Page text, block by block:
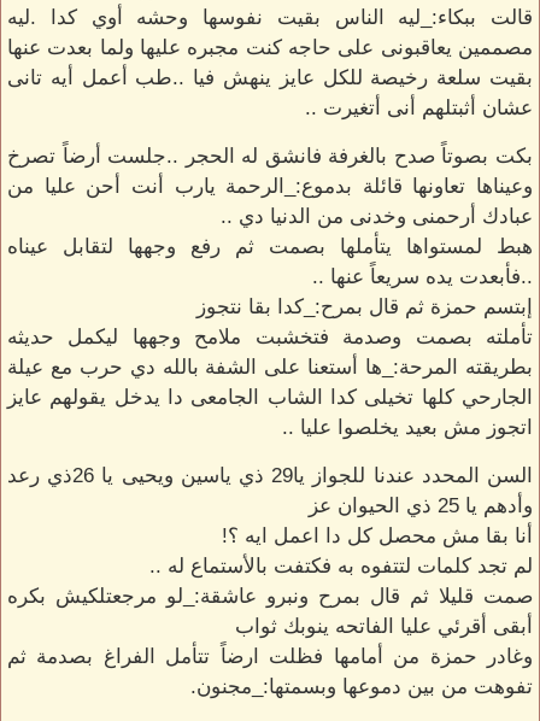
قالت ببكاء:_ليه الناس بقيت نفوسها وحشه أوي كدا .ليه
مصممين يعاقبونى على حاجه كنت مجبره عليها ولما بعدت عنها
بقيت سلعة رخيصة للكل عايز ينهش فيا ..طب أعمل أيه تانى
عشان أثبتلهم أنى أتغيرت ..
بكت بصوتاً صدح بالغرفة فانشق له الحجر ..جلست أرضاً تصرخ
وعيناها تعاونها قائلة بدموع:_الرحمة يارب أنت أحن عليا من
عبادك أرحمنى وخدنى من الدنيا دي ..
هبط لمستواها يتأملها بصمت ثم رفع وجهها لتقابل عيناه
..فأبعدت يده سريعاً عنها ..
إبتسم حمزة ثم قال بمرح:_كدا بقا نتجوز
تأملته بصمت وصدمة فتخشبت ملامح وجهها ليكمل حديثه
بطريقته المرحة:_ها أستعنا على الشفة بالله دي حرب مع عيلة
الجارحي كلها تخيلى كدا الشاب الجامعى دا يدخل يقولهم عايز
اتجوز مش بعيد يخلصوا عليا ..
السن المحدد عندنا للجواز يا29 ذي ياسين ويحيى يا 26ذي رعد
وأدهم يا 25 ذي الحيوان عز
أنا بقا مش محصل كل دا اعمل ايه ؟!
لم تجد كلمات لتتفوه به فكتفت بالأستماع له ..
صمت قليلا ثم قال بمرح ونبرو عاشقة:_لو مرجعتلكيش بكره
أبقى أقرئي عليا الفاتحه ينوبك ثواب
وغادر حمزة من أمامها فظلت ارضاً تتأمل الفراغ بصدمة ثم
تفوهت من بين دموعها وبسمتها:_مجنون.